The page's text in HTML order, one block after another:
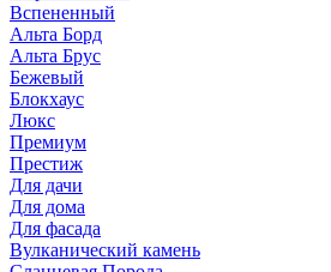
Вспененный
Альта Борд
Альта Брус
Бежевый
Блокхаус
Люкс
Премиум
Престиж
Для дачи
Для дома
Для фасада
Вулканический камень